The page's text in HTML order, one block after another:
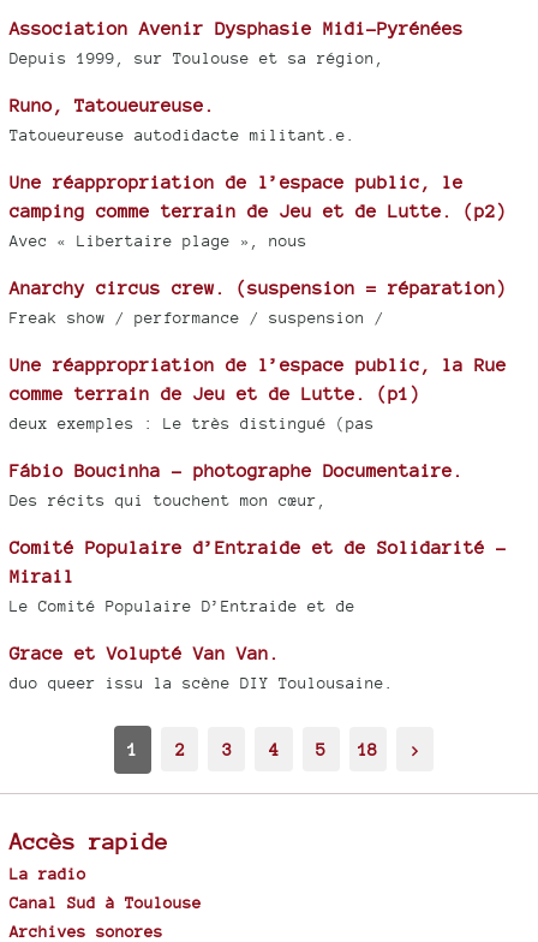
Association Avenir Dysphasie Midi-Pyrénées
Depuis 1999, sur Toulouse et sa région,
Runo, Tatoueureuse.
Tatoueureuse autodidacte militant.e.
Une réappropriation de l’espace public, le
camping comme terrain de Jeu et de Lutte. (p2)
Avec « Libertaire plage », nous
Anarchy circus crew. (suspension = réparation)
Freak show / performance / suspension /
Une réappropriation de l’espace public, la Rue
comme terrain de Jeu et de Lutte. (p1)
deux exemples : Le très distingué (pas
Fábio Boucinha - photographe Documentaire.
Des récits qui touchent mon cœur,
Comité Populaire d’Entraide et de Solidarité -
Mirail
Le Comité Populaire D’Entraide et de
Grace et Volupté Van Van.
duo queer issu la scène DIY Toulousaine.
1 2 3 4 5 18 >
Accès rapide
La radio
Canal Sud à Toulouse
Archives sonores